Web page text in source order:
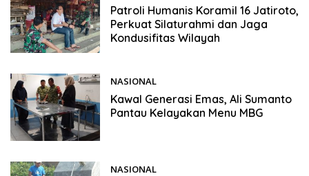
Patroli Humanis Koramil 16 Jatiroto,
Perkuat Silaturahmi dan Jaga
Kondusifitas Wilayah
NASIONAL
Kawal Generasi Emas, Ali Sumanto
Pantau Kelayakan Menu MBG
NASIONAL